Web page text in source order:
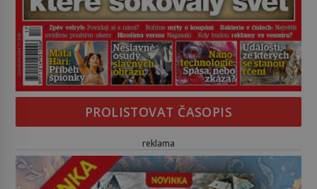
PROLISTOVAT ČASOPIS
reklama